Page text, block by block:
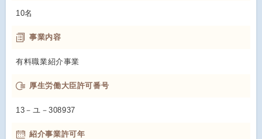
10名
事業内容
有料職業紹介事業
厚生労働大臣許可番号
13－ユ－308937
紹介事業許可年